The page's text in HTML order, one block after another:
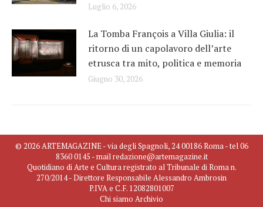
Luglio 6, 2026
La Tomba François a Villa Giulia: il
ritorno di un capolavoro dell’arte
etrusca tra mito, politica e memoria
Giugno 30, 2026
© 2026 ARTEMAGAZINE - via degli Spagnoli, 24 00186 Roma - tel 06
8360 0145 - mail redazione@artemagazine.it
Quotidiano di Arte e Cultura registrato al Tribunale di Roma n.
270/2014 - Direttore Responsabile Alessandro Ambrosin
P.IVA e C.F. 12082801007
Chi siamo Archivio